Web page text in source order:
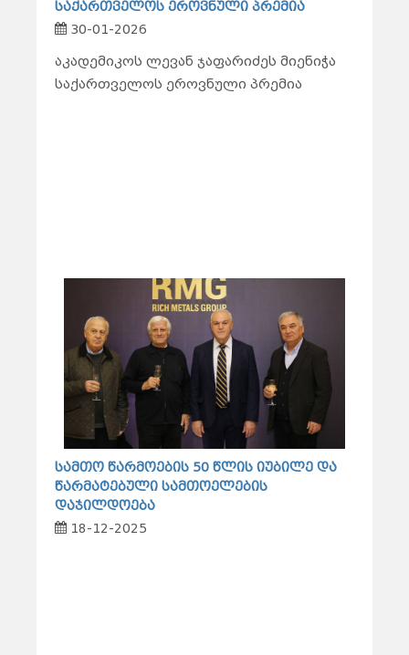
საქართველოს ეროვნული პრემია
30-01-2026
აკადემიკოს ლევან ჯაფარიძეს მიენიჭა
საქართველოს ეროვნული პრემია
სამთო წარმოების 50 წლის იუბილე და
წარმატებული სამთოელების
დაჯილდოება
18-12-2025